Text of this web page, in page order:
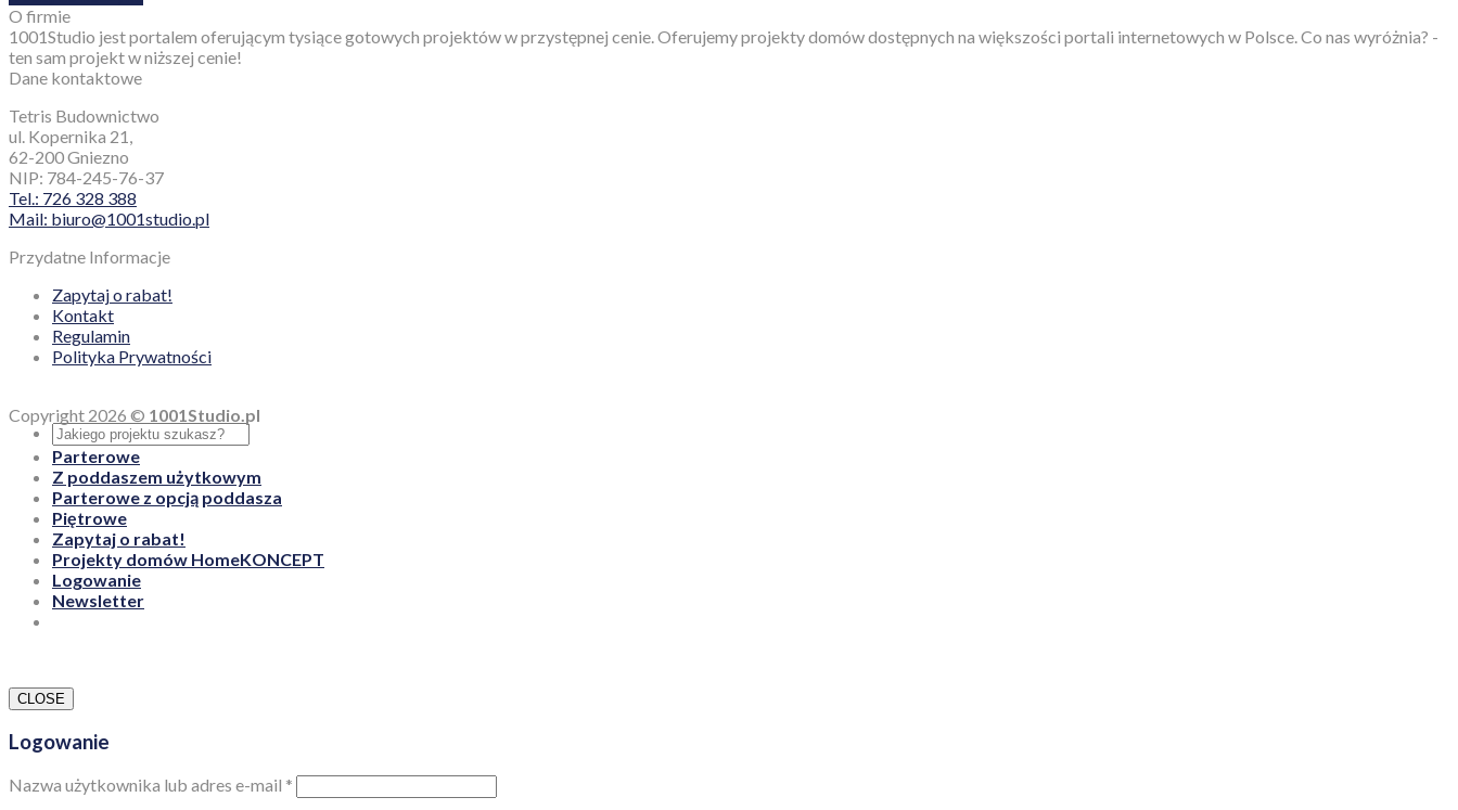
O firmie
1001Studio jest portalem oferującym tysiące gotowych projektów w przystępnej cenie. Oferujemy projekty domów dostępnych na większości portali internetowych w Polsce. Co nas wyróżnia? -
ten sam projekt w niższej cenie!
Dane kontaktowe
Tetris Budownictwo
ul. Kopernika 21,
62-200 Gniezno
NIP: 784-245-76-37
Tel.: 726 328 388
Mail: biuro@1001studio.pl
Przydatne Informacje
Zapytaj o rabat!
Kontakt
Regulamin
Polityka Prywatności
Copyright 2026 © 1001Studio.pl
Parterowe
Z poddaszem użytkowym
Parterowe z opcją poddasza
Piętrowe
Zapytaj o rabat!
Projekty domów HomeKONCEPT
Logowanie
Newsletter
CLOSE
Logowanie
Nazwa użytkownika lub adres e-mail *